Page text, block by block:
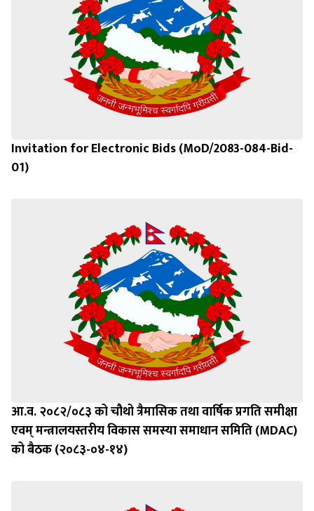
Invitation for Electronic Bids (MoD/2083-084-Bid-
01)
आ.व. २०८२/०८३ को चौथो त्रैमासिक तथा वार्षिक प्रगति समीक्षा
एवम् मन्त्रालयस्तरीय विकास समस्या समाधान समिति (MDAC)
को बैठक (२०८३-०४-१४)